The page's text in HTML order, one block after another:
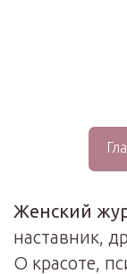
Женский
наставник,
О красоте,